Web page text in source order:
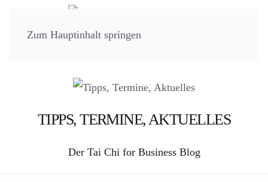
Zum Hauptinhalt springen
TIPPS, TERMINE, AKTUELLES
Der Tai Chi for Business Blog